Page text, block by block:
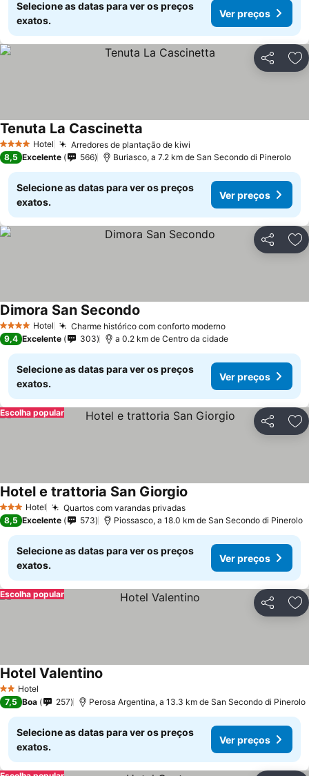
Selecione as datas para ver os preços
exatos.
Ver preços
Partilhar
4 EstrelasHotel Arredores de plantação de kiwi
Tenuta La Cascinetta
8,5 Excelente 566 Buriasco, a 7.2 km de San Secondo di Pinerolo
Selecione as datas para ver os preços
exatos.
Ver preços
Partilhar
4 EstrelasHotel Charme histórico com conforto moderno
Dimora San Secondo
9,4 Excelente 303 a 0.2 km de Centro da cidade
Selecione as datas para ver os preços
exatos.
Ver preços
Partilhar
Escolha popular
3 EstrelasHotel Quartos com varandas privadas
Hotel e trattoria San Giorgio
8,5 Excelente 573 Piossasco, a 18.0 km de San Secondo di Pinerolo
Selecione as datas para ver os preços
exatos.
Ver preços
Partilhar
Escolha popular
2 Estrelas
Hotel
Hotel Valentino
7,5 Boa 257 Perosa Argentina, a 13.3 km de San Secondo di Pinerolo
Selecione as datas para ver os preços
exatos.
Ver preços